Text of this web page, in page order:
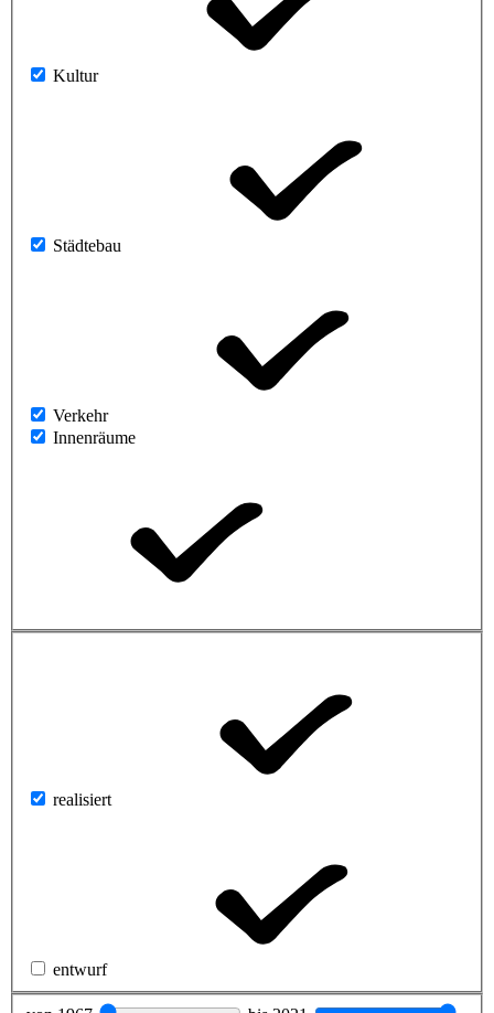
Kultur
Städtebau
Verkehr
Innenräume
realisiert
entwurf